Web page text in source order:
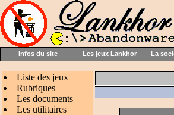
Infos du site Les jeux Lankhor La
Liste des jeux
Rubriques
Les documents
Les utilitaires